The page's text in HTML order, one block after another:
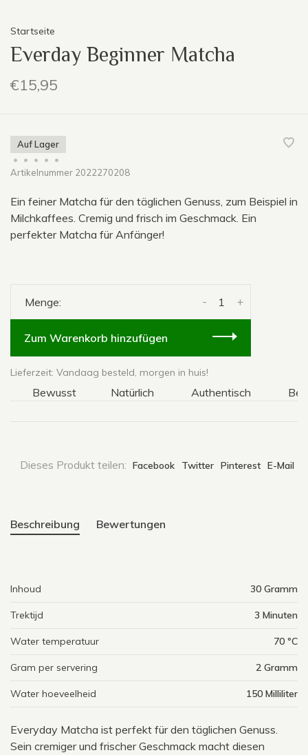
Startseite
Everday Beginner Matcha
€15,95
Auf Lager
•
• • •
•
Artikelnummer 2022270208
Ein feiner Matcha für den täglichen Genuss, zum Beispiel in
Milchkaffees. Cremig und frisch im Geschmack. Ein
perfekter Matcha für Anfänger!
Menge: +
-
Zum Warenkorb hinzufügen
Lieferzeit: Vandaag besteld, morgen in huis!
Bewusst Natürlich Authentisch
Dieses Produkt teilen: Facebook Twitter Pinterest E-Mail
Beschreibung Bewertungen
Inhoud 30 Gramm
Trektijd 3 Minuten
Water temperatuur 70 ºC
Gram per servering 2 Gramm
Water hoeveelheid 150 Milliliter
Everyday Matcha ist perfekt für den täglichen Genuss.
Sein cremiger und frischer Geschmack macht diesen